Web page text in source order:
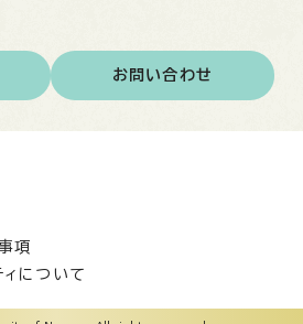
お問い合わせ
項
ィについて